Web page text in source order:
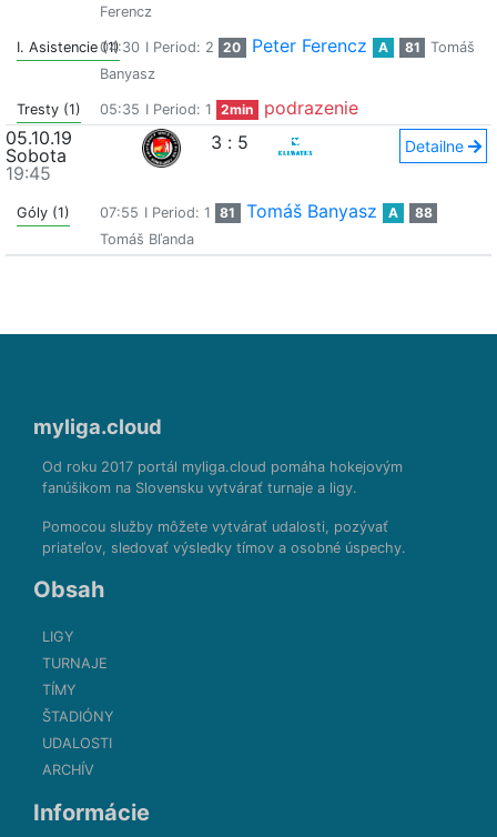
Ferencz
I. Asistencie (1)04:30 I Period: 2 20 Peter Ferencz A 81
Tomáš
Banyasz
Tresty (1) 05:35 I Period: 1 2min
podrazenie
05.10.19
Sobota
19:45
3 : 5 Detailne
Góly (1) 07:55 I Period: 1 81 Tomáš Banyasz A
88
Tomáš Bľanda
myliga.cloud
Od roku 2017 portál myliga.cloud pomáha hokejovým
fanúšikom na Slovensku vytvárať turnaje a ligy.
Pomocou služby môžete vytvárať udalosti, pozývať
priateľov, sledovať výsledky tímov a osobné úspechy.
Obsah
LIGY
TURNAJE
TÍMY
ŠTADIÓNY
UDALOSTI
ARCHÍV
Informácie